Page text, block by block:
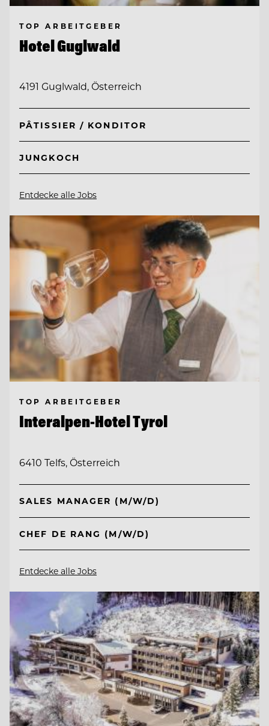
TOP ARBEITGEBER
Hotel Guglwald
4191 Guglwald, Österreich
PÂTISSIER / KONDITOR
JUNGKOCH
Entdecke alle Jobs
TOP ARBEITGEBER
Interalpen-Hotel Tyrol
6410 Telfs, Österreich
SALES MANAGER (M/W/D)
CHEF DE RANG (M/W/D)
Entdecke alle Jobs